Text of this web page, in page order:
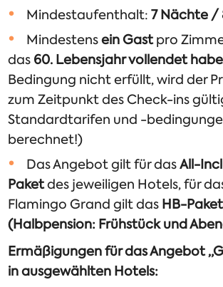
Mindestaufenthalt:7 Nächte /
Mindestensein Gastpro
das 60. Lebensjahr vollendet
Bedingung nicht erfüllt, wird der
zum Zeitpunkt des Check-ins
Standardtarifen und -
berechnet!)
Das Angebot gilt für dasAll-
Paketdes jeweiligen Hotels, für
Flamingo Grand gilt das HB-Paket
(Halbpension: Frühstück und
Ermäßigungen für das Angebot
in ausgewählten Hotels: